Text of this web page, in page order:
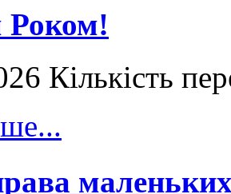
Кількість
маленьких